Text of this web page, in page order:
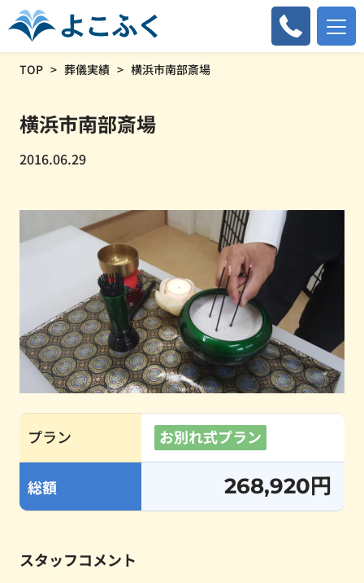
TOP 葬儀実績 横浜市南部斎場
横浜市南部斎場
2016.06.29
プラン お別れ式プラン
総額 268,920円
スタッフコメント